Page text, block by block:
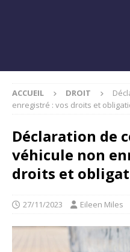
ACCUEIL DROIT
enregistré : vos droits et
Déclaration de
véhicule non
droits et
27/11/2023 Eileen Miles